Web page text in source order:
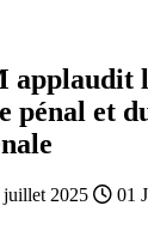
pénal et
juillet 2025 01